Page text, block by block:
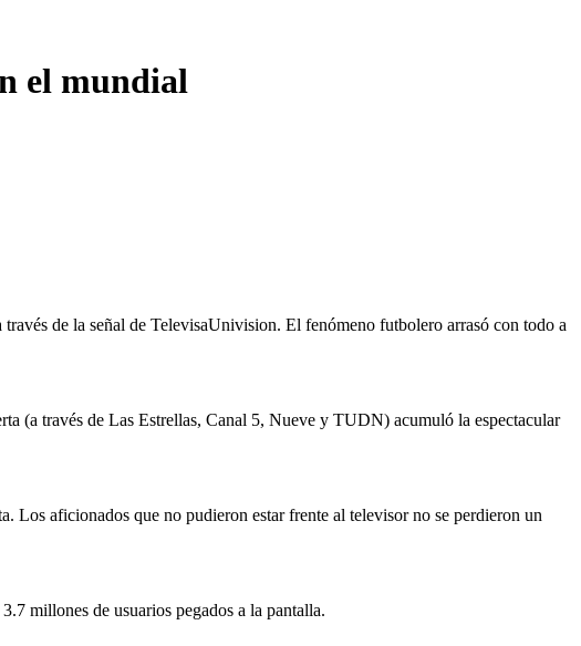
el mundial
de la señal de TelevisaUnivision. El fenómeno futbolero arrasó con todo a
(a través de Las Estrellas, Canal 5, Nueve y TUDN) acumuló la espectacular
aficionados que no pudieron estar frente al televisor no se perdieron un
millones de usuarios pegados a la pantalla.